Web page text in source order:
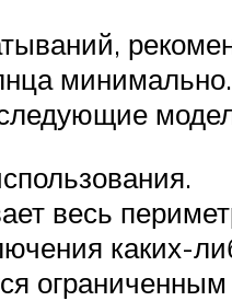
весь
каких-